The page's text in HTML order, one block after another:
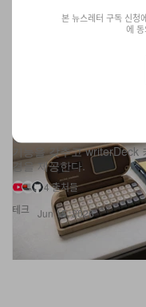
테크
운영체제·브라우저
Un Kyu Lee가 만든 Micro
클램셸 워드 프로세서로,
기능을 갖추고
경을 제공한다.
4 출처들
Jun 15, 2026
본 뉴스레터 구독 신청
에